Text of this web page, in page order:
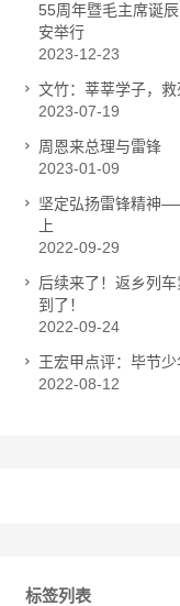
55周年暨毛主席诞
安举行
2023-12-23
文竹：莘莘学子，
2023-07-19
周恩来总理与雷锋
2023-01-09
坚定弘扬雷锋精神
上
2022-09-29
后续来了！返乡列
到了！
2022-09-24
王宏甲点评：毕节
2022-08-12
标签列表